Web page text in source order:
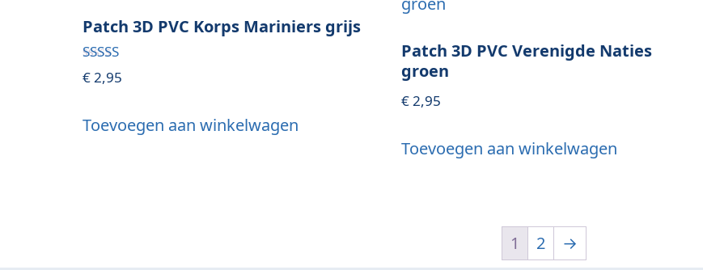
Patch 3D PVC Korps Mariniers grijs
Gewaardeerd
5.00
€2,95
Toevoegen aan winkelwagen
Patch 3D PVC Verenigde Naties
groen
€2,95
Toevoegen aan winkelwagen
1 2 →